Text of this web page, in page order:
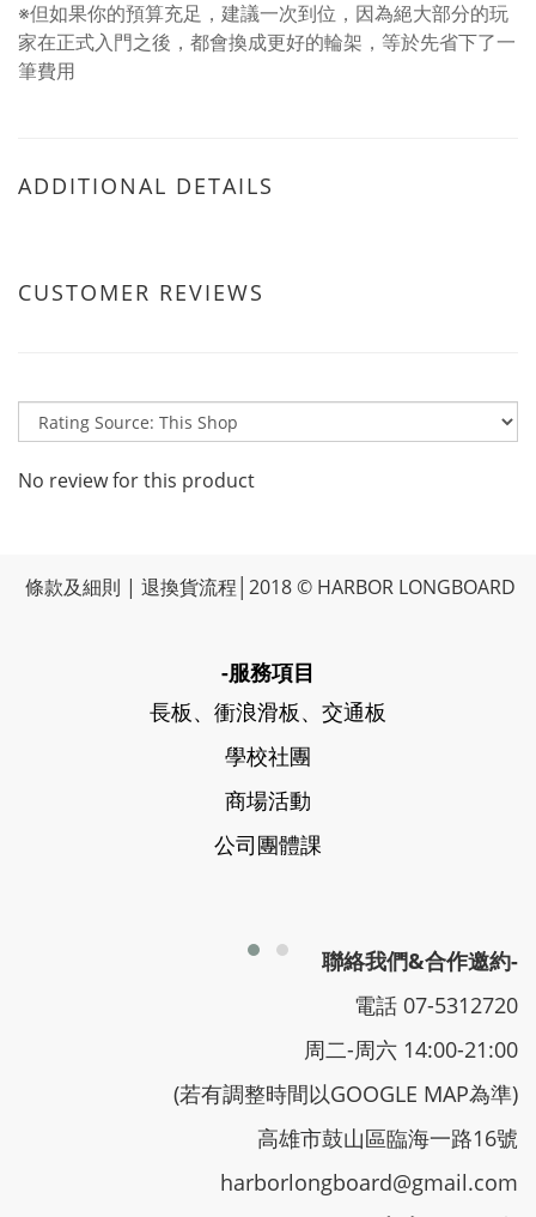
※但如果你的預算充足，建議一次到位，因為絕大部分的玩
家在正式入門之後，都會換成更好的輪架，等於先省下了一
筆費用
ADDITIONAL DETAILS
CUSTOMER REVIEWS
No review for this product
條款及細則 | 退換貨流程 │2018 © HARBOR LONGBOARD
-服務項目
長板、衝浪滑板、交通板
學校社團
商場活動
公司團體課
聯絡我們&合作邀約-
電話 07-5312720
周二-周六 14:00-21:00
(若有調整時間以GOOGLE MAP為準)
高雄市鼓山區臨海一路16號
harborlongboard@gmail.com